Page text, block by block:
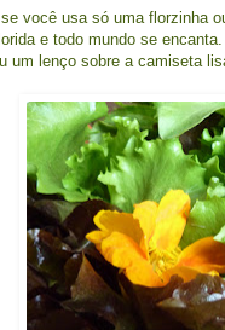
se você usa só uma florzinha
e todo mundo se
um lenço sobre a camiseta